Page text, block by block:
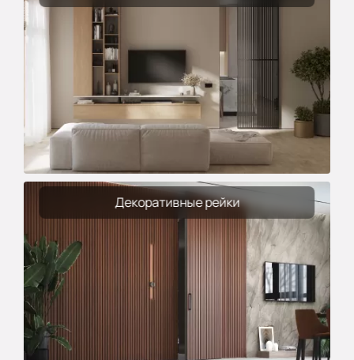
Декоративные рейки